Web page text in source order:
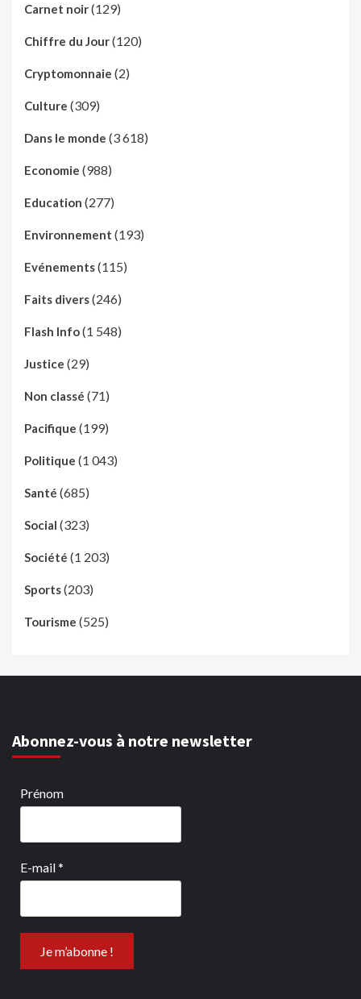
Carnet noir(129)
Chiffre du Jour(120)
Cryptomonnaie (2)
Culture (309)
Dans le monde (3 618)
Economie (988)
Education (277)
Environnement (193)
Evénements(115)
Faits divers(246)
Flash Info(1 548)
Justice (29)
Non classé (71)
Pacifique (199)
Politique (1 043)
Santé (685)
Social (323)
Société (1 203)
Sports(203)
Tourisme (525)
Abonnez-vous à notre newsletter
Prénom
E-mail*